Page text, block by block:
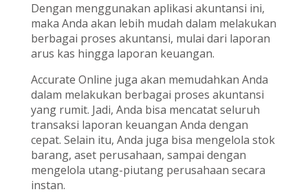
Dengan menggunakan aplikasi akuntansi ini,
maka Anda akan lebih mudah dalam melakukan
berbagai proses akuntansi, mulai dari laporan
arus kas hingga laporan keuangan.
Accurate Online juga akan memudahkan Anda
dalam melakukan berbagai proses akuntansi
yang rumit. Jadi, Anda bisa mencatat seluruh
transaksi laporan keuangan Anda dengan
cepat. Selain itu, Anda juga bisa mengelola stok
barang, aset perusahaan, sampai dengan
mengelola utang-piutang perusahaan secara
instan.